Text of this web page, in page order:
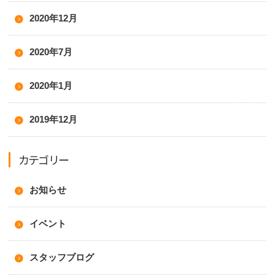
2020年12月
2020年7月
2020年1月
2019年12月
カテゴリー
お知らせ
イベント
スタッフブログ